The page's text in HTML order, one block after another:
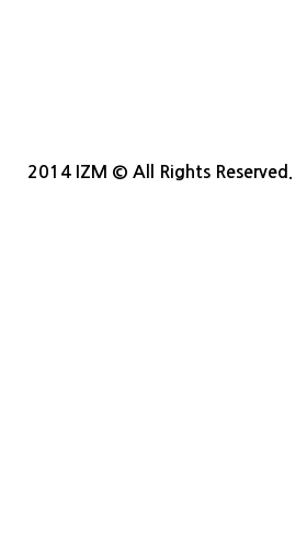
2014 IZM © All Rights Reserved.